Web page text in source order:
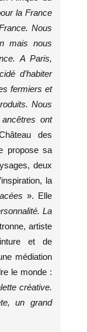
la France
Nous
mais nous
A Paris,
d’habiter
fermiers et
Nous
ont
des
propose sa
deux
la
». Elle
La
artiste
et de
médiation
le monde :
créative.
un grand